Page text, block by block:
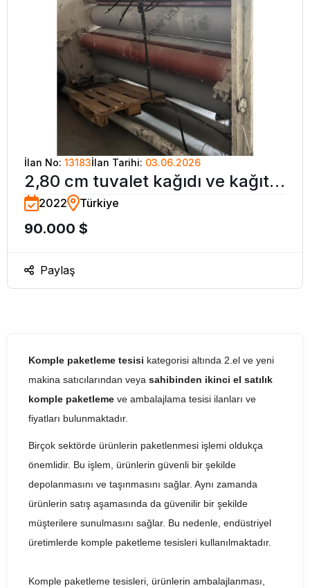
İlan No: 13183İlan Tarihi: 03.06.2026
2,80 cm tuvalet kağıdı ve kağıt
havlu sarma makinesi
2022 Türkiye
90.000 $
Paylaş
Komple paketleme tesisi kategorisi altında 2.el ve yeni
makina satıcılarından veya sahibinden ikinci el satılık
komple paketleme ve ambalajlama tesisi ilanları ve
fiyatları bulunmaktadır.
Birçok sektörde ürünlerin paketlenmesi işlemi oldukça
önemlidir. Bu işlem, ürünlerin güvenli bir şekilde
depolanmasını ve taşınmasını sağlar. Aynı zamanda
ürünlerin satış aşamasında da güvenilir bir şekilde
müşterilere sunulmasını sağlar. Bu nedenle, endüstriyel
üretimlerde komple paketleme tesisleri kullanılmaktadır.
Komple paketleme tesisleri, ürünlerin ambalajlanması,